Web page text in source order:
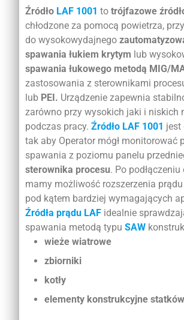
Źródło LAF 1001 to trójfazowe
chłodzone za pomocą powietrza,
do wysokowydajnego
spawania łukiem krytym lub
spawania łukowego metodą MIG/
zastosowania z sterownikami
lub PEI. Urządzenie zapewnia
zarówno przy wysokich jaki i niskich
podczas pracy. Źródło LAF 1001 jest
tak aby Operator mógł monitorować
spawania z poziomu panelu
sterownika procesu. Po podłączeniu
mamy możliwość rozszerzenia
pod kątem bardziej wymagających
Źródła prądu LAF idealnie
spawania metodą typu SAW
wieże wiatrowe
zbiorniki
kotły
elementy konstrukcyjne statków